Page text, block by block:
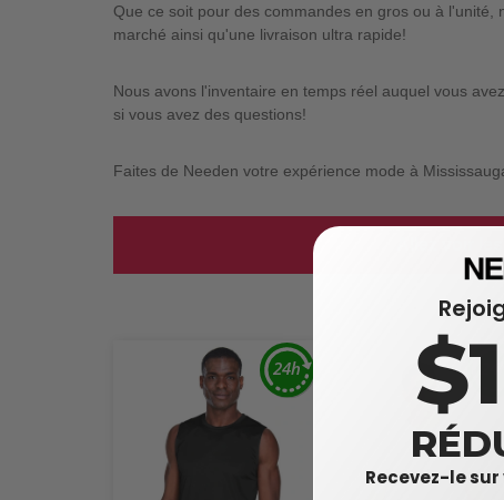
Que ce soit pour des commandes en gros ou à
marché ainsi qu'une livraison ultra rapide!
Nous avons l'inventaire en temps réel auquel vous
si vous avez des questions!
Faites de Needen votre expérience mode à
Recevez-le